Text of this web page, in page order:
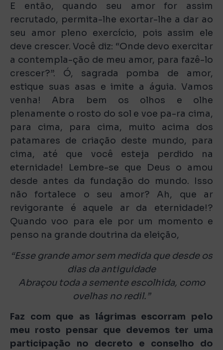
E então, quando seu amor for assim
recrutado, permita-lhe exortar-lhe a dar ao
seu amor pleno exercício, pois assim ele
deve crescer. Você diz: “Onde devo exercitar
a contempla-ção de meu amor, para fazê-lo
crescer?”. Ó, sagrada pomba de amor,
estique suas asas e imite a águia. Vamos
venha! Abra bem os olhos e olhe
plenamente o rosto do sol e voe pa-ra cima,
para cima, para cima, muito acima dos
patamares de criação deste mundo, para
cima, até que você esteja perdido na
eternidade! Lembre-se que Deus o amou
desde antes da fundação do mundo. Isso
não fortalece o seu amor? Ah, que ar
revigorante é aquele ar da eternidade!?
Quando voo para ele por um momento e
penso na grande doutrina da eleição,
“Esse grande amor sem medida que desde os
dias da antiguidade
Abraçou toda a semente escolhida, como
ovelhas no redil.”
Faz com que as lágrimas escorram pelo
meu rosto pensar que devemos ter uma
participação no decreto e conselho do